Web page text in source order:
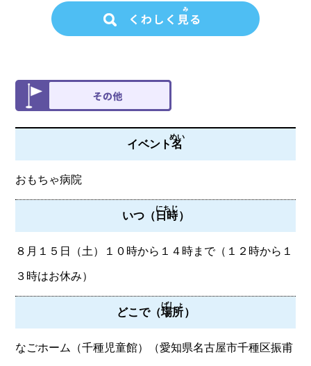
イベント名
めい
おもちゃ病院
いつ（日時
にちじ
）
８月１５日（土）１０時から１４時まで（１２時から１
３時はお休み）
どこで（場所
ばしょ
）
なごホーム（千種児童館）（愛知県名古屋市千種区振甫